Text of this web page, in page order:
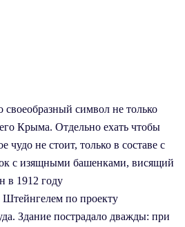
своеобразный символ не только
Крыма. Отдельно ехать чтобы
чудо не стоит, только в составе с
с изящными башенками, висящий
в 1912 году
по проекту
Здание пострадало дважды: при